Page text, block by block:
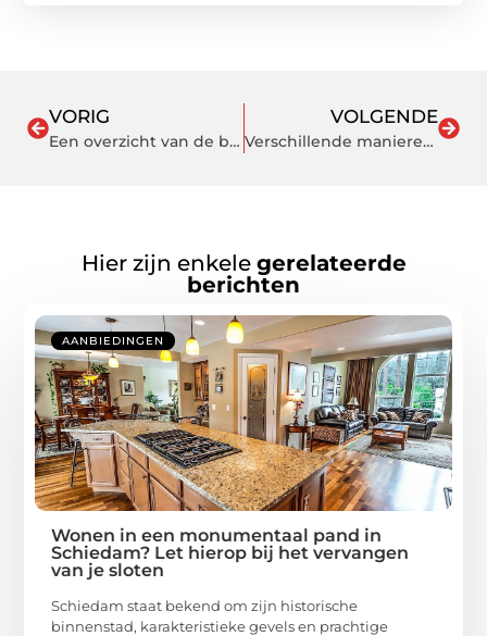
VORIG
Een overzicht van de beste bladblazers voor dit najaar
VOLGENDE
Verschillende manieren om een overloop zwembad te bouwen
Hier zijn enkele gerelateerde
berichten
AANBIEDINGEN
Wonen in een monumentaal pand in
Schiedam? Let hierop bij het vervangen
van je sloten
Schiedam staat bekend om zijn historische
binnenstad, karakteristieke gevels en prachtige